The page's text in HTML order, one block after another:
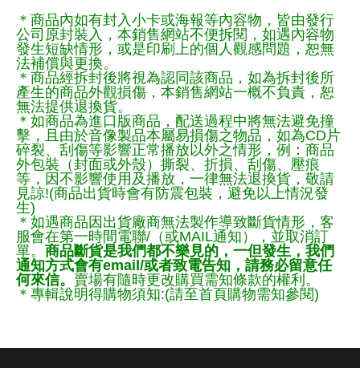
＊商品內如有封入小卡或海報等內容物，皆由發行
公司原封裝入，本銷售網站不便拆閱，如遇內容物
發生短缺情形，或是印刷上的個人觀感問題，恕無
法補償與更換。
＊商品經拆封後將視為認同該商品，如為拆封後所
產生的商品外觀損傷，本銷售網站一概不負責，恕
無法提供退換貨。
＊如商品為進口版商品，配送過程中將無法避免撞
擊，且由於音像製品本屬易損傷之物品，如為CD片
碎裂、刮傷等影響正常播放以外之情形，例：商品
外包裝（封面或外殼）撕裂、折損、刮傷、壓痕
等，因不影響使用及播放，一律無法退換貨，敬請
見諒!(商品出貨時會有防震包裝，避免以上情況發
生)
＊如遇商品因出貨廠商無法製作導致斷貨情形，客
服會在第一時間電聯/（或MAIL通知），並取消訂
單。 商品斷貨是我們都不樂見的，一但發生，我們
通知方式會有email/或者致電告知，請務必留意任
何來信。 賣場有隨時更改購買需知條款的權利。
＊專輯說明得購物須知:(請至首頁購物需知參閱)